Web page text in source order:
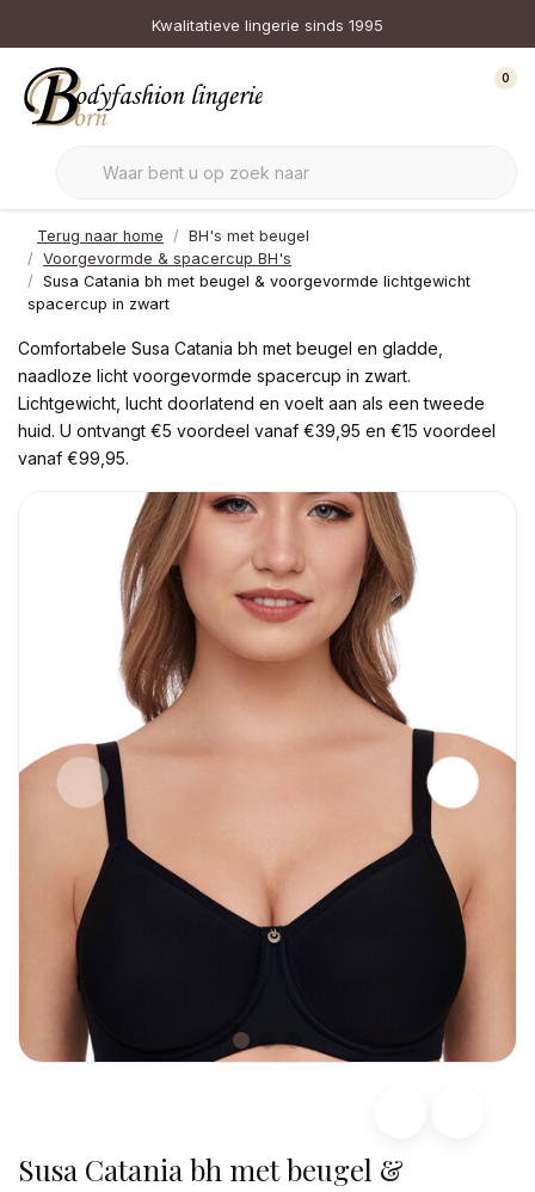
Kwalitatieve lingerie sinds 1995
0
Terug naar home
BH's met beugel
Voorgevormde & spacercup BH's
Susa Catania bh met beugel & voorgevormde lichtgewicht
spacercup in zwart
Comfortabele Susa Catania bh met beugel en gladde,
naadloze licht voorgevormde spacercup in zwart.
Lichtgewicht, lucht doorlatend en voelt aan als een tweede
huid. U ontvangt €5 voordeel vanaf €39,95 en €15 voordeel
vanaf €99,95.
Susa Catania bh met beugel &